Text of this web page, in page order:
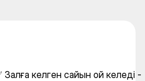
Залға келген сайын ой келеді -